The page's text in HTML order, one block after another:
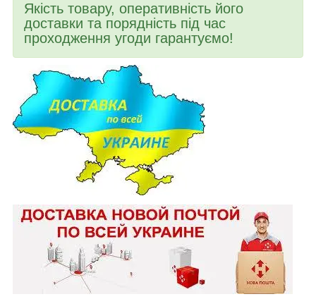
Якість товару, оперативність його
доставки та порядність під час
проходження угоди гарантуємо!